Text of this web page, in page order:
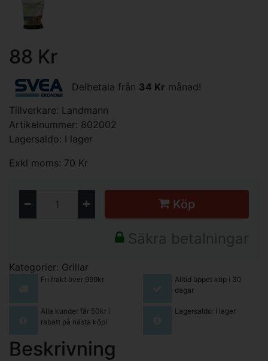
88 Kr
Delbetala från 34 Kr månad!
Tillverkare: Landmann
Artikelnummer: 802002
Lagersaldo: I lager
Exkl moms: 70 Kr
Köp
Säkra betalningar
Kategorier: Grillar
Fri frakt över 999kr
Alltid öppet köp i 30
dagar
Alla kunder får 50kr i
rabatt på nästa köp!
Lagersaldo: I lager
Beskrivning